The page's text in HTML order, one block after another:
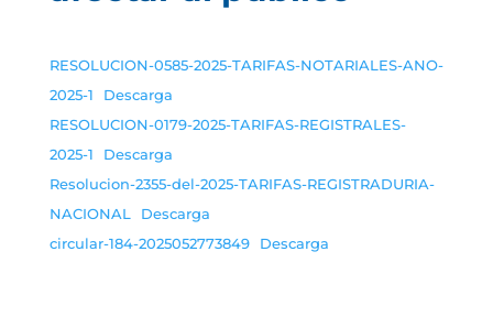
RESOLUCION-0585-2025-TARIFAS-NOTARIALES-ANO-
2025-1
Descarga
RESOLUCION-0179-2025-TARIFAS-REGISTRALES-
2025-1
Descarga
Resolucion-2355-del-2025-TARIFAS-REGISTRADURIA-
NACIONAL
Descarga
circular-184-2025052773849
Descarga